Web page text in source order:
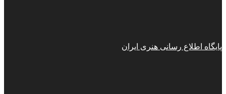
پایگاه اطلاع رسانی هنری ایران